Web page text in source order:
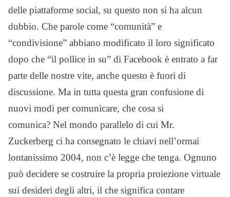
delle piattaforme social, su questo non si ha alcun
dubbio. Che parole come “comunità” e
“condivisione” abbiano modificato il loro significato
dopo che “il pollice in su” di Facebook è entrato a far
parte delle nostre vite, anche questo è fuori di
discussione. Ma in tutta questa gran confusione di
nuovi modi per comunicare, che cosa si
comunica? Nel mondo parallelo di cui Mr.
Zuckerberg ci ha consegnato le chiavi nell’ormai
lontanissimo 2004, non c’è legge che tenga. Ognuno
può decidere se costruire la propria proiezione virtuale
sui desideri degli altri, il che significa contare